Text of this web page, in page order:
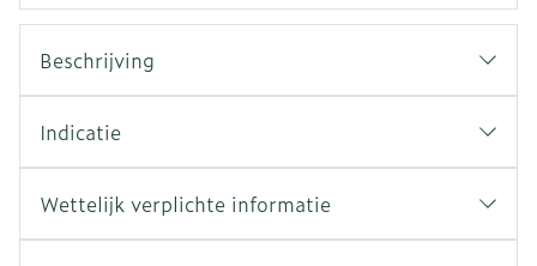
Beschrijving
Indicatie
Wettelijk verplichte informatie